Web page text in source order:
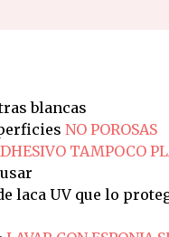
blancas
NO POROSAS
TAMPOCO
laca UV que lo